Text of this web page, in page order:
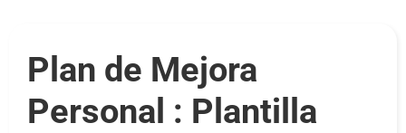
Plan de Mejora
Personal : Plantilla